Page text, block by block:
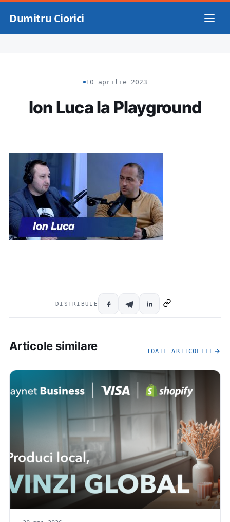
Dumitru Ciorici
10 aprilie 2023
Ion Luca la Playground
DISTRIBUIE
Articole similare TOATE ARTICOLELE